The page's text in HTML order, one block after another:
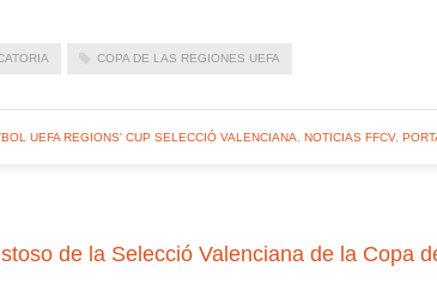
COPA DE LAS REGIONES UEFA
UEFA REGIONS' CUP SELECCIÓ VALENCIANA NOTICIAS FFCV,
de la Selecció Valenciana de la Copa